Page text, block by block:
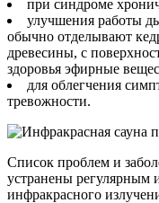
при синдроме
улучшения работы
обычно отделывают
древесины, с
здоровья эфирные
для облегчения
тревожности.
Список проблем и
устранены регулярным
инфракрасного